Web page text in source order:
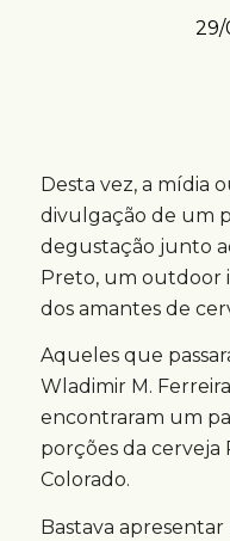
29/
Desta vez, a mídia
divulgação de um
degustação junto
Preto, um outdoor
dos amantes de
Aqueles que
Wladimir M.
encontraram um
porções da cerveja
Colorado.
Bastava